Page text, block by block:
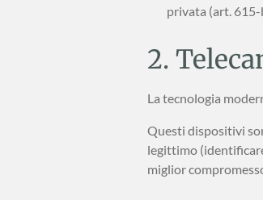
privata (art. 615-
2.
La tecnologia
Questi dispositivi
legittimo
miglior